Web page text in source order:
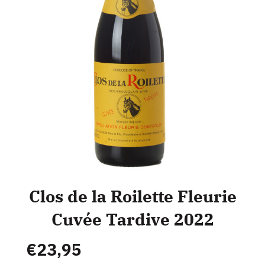
Clos de la Roilette Fleurie
Cuvée Tardive 2022
€23,95